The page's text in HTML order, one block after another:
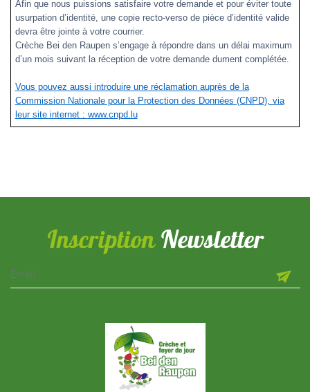
Afin que nous puissions satisfaire votre demande et pour éviter toute
usurpation d’identité, une copie recto-verso de pièce d’identité valide
devra être jointe à votre courrier.
Crèche Bei den Raupen s’engage à répondre dans un délai maximum
d’un mois suivant la réception de votre demande dument complétée.
Vous pouvez aussi introduire une réclamation auprès de la
Commission Nationale pour la Protection des Données (CNPD), via
leur site internet : www.cnpd.lu
InscriptionNewsletter